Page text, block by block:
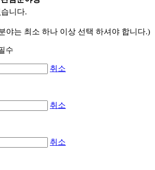
니다.
야는 최소 하나 이상 선택 하셔야 합니다.)
취소
취소
취소